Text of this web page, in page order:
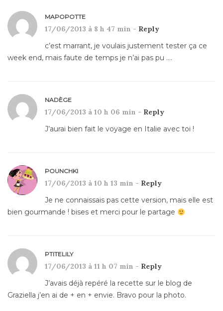
MAPOPOTTE
17/06/2013 à 8 h 47 min - Reply
c’est marrant, je voulais justement tester ça ce
week end, mais faute de temps je n’ai pas pu ….
NADÈGE
17/06/2013 à 10 h 06 min - Reply
J’aurai bien fait le voyage en Italie avec toi !
POUNCHKI
17/06/2013 à 10 h 13 min - Reply
Je ne connaissais pas cette version, mais elle est
bien gourmande ! bises et merci pour le partage
PTITELILY
17/06/2013 à 11 h 07 min - Reply
J’avais déjà repéré la recette sur le blog de
Graziella j’en ai de + en + envie. Bravo pour la photo.